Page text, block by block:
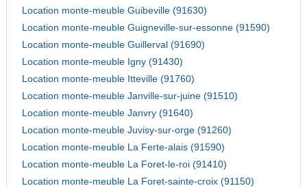
Location monte-meuble Guibeville (91630)
Location monte-meuble Guigneville-sur-essonne (91590)
Location monte-meuble Guillerval (91690)
Location monte-meuble Igny (91430)
Location monte-meuble Itteville (91760)
Location monte-meuble Janville-sur-juine (91510)
Location monte-meuble Janvry (91640)
Location monte-meuble Juvisy-sur-orge (91260)
Location monte-meuble La Ferte-alais (91590)
Location monte-meuble La Foret-le-roi (91410)
Location monte-meuble La Foret-sainte-croix (91150)